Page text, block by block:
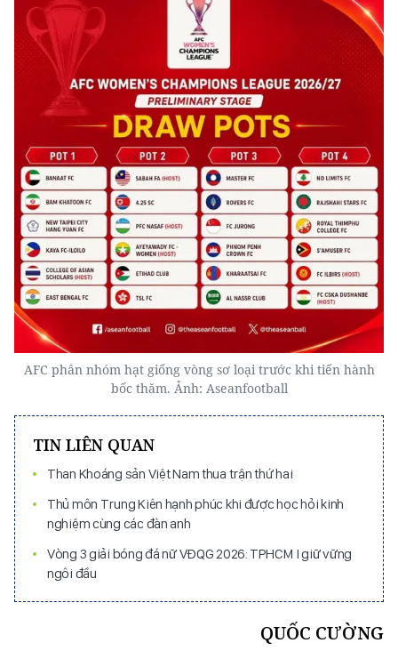
AFC phân nhóm hạt giống vòng sơ loại trước khi tiến hành
bốc thăm. Ảnh: Aseanfootball
TIN LIÊN QUAN
Than Khoáng sản Việt Nam thua trận thứ hai
Thủ môn Trung Kiên hạnh phúc khi được học hỏi kinh
nghiệm cùng các đàn anh
Vòng 3 giải bóng đá nữ VĐQG 2026: TPHCM I giữ vững
ngôi đầu
QUỐC CƯỜNG